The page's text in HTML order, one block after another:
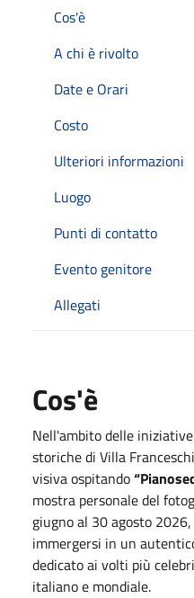
Cos'è
A chi è rivolto
Date e Orari
Costo
Ulteriori informazioni
Luogo
Punti di contatto
Evento genitore
Allegati
Cos'è
Nell'ambito delle
storiche di Villa
visiva ospitando
mostra personale del
giugno al 30 agosto
immergersi in un
dedicato ai volti più
italiano e mondiale.